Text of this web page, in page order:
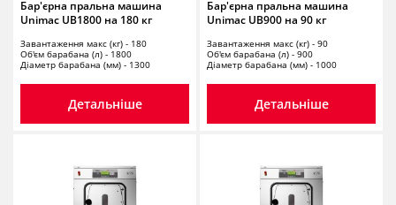
Бар'єрна пральна машина
Unimac UB1800 на 180 кг
Завантаження макс (кг) - 180
Об'єм барабана (л) - 1800
Діаметр барабана (мм) - 1300
Детальніше
Бар'єрна пральна машина
Unimac UB900 на 90 кг
Завантаження макс (кг) - 90
Об'єм барабана (л) - 900
Діаметр барабана (мм) - 1000
Детальніше